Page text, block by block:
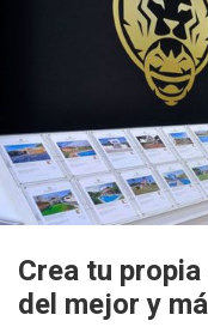
Crea tu
del mejor y